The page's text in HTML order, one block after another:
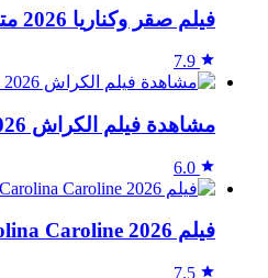
فيلم صقر وكناريا 2026 مترجم مباشرة HD
7.9
مشاهدة فيلم الكراش 2026 مترجم اون لاين
6.0
فيلم Carolina Caroline 2026 مترجم اون لاين
7.5